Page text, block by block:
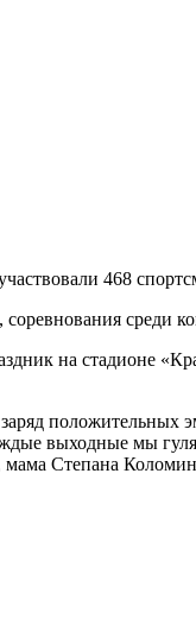
468
среди
на стадионе
положительных
выходные мы
Степана